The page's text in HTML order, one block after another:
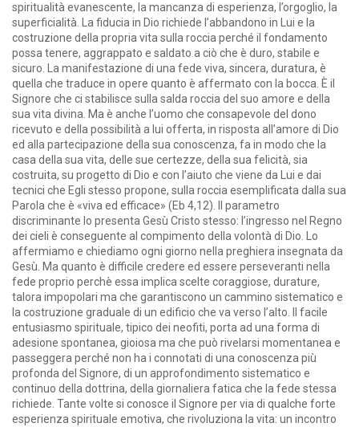
spiritualità evanescente, la mancanza di esperienza, l’orgoglio, la
superficialità. La fiducia in Dio richiede l’abbandono in Lui e la
costruzione della propria vita sulla roccia perché il fondamento
possa tenere, aggrappato e saldato a ciò che è duro, stabile e
sicuro. La manifestazione di una fede viva, sincera, duratura, è
quella che traduce in opere quanto è affermato con la bocca. È il
Signore che ci stabilisce sulla salda roccia del suo amore e della
sua vita divina. Ma è anche l’uomo che consapevole del dono
ricevuto e della possibilità a lui offerta, in risposta all’amore di Dio
ed alla partecipazione della sua conoscenza, fa in modo che la
casa della sua vita, delle sue certezze, della sua felicità, sia
costruita, su progetto di Dio e con l’aiuto che viene da Lui e dai
tecnici che Egli stesso propone, sulla roccia esemplificata dalla sua
Parola che è «viva ed efficace» (Eb 4,12). Il parametro
discriminante lo presenta Gesù Cristo stesso: l’ingresso nel Regno
dei cieli è conseguente al compimento della volontà di Dio. Lo
affermiamo e chiediamo ogni giorno nella preghiera insegnata da
Gesù. Ma quanto è difficile credere ed essere perseveranti nella
fede proprio perchè essa implica scelte coraggiose, durature,
talora impopolari ma che garantiscono un cammino sistematico e
la costruzione graduale di un edificio che va verso l’alto. Il facile
entusiasmo spirituale, tipico dei neofiti, porta ad una forma di
adesione spontanea, gioiosa ma che può rivelarsi momentanea e
passeggera perché non ha i connotati di una conoscenza più
profonda del Signore, di un approfondimento sistematico e
continuo della dottrina, della giornaliera fatica che la fede stessa
richiede. Tante volte si conosce il Signore per via di qualche forte
esperienza spirituale emotiva, che rivoluziona la vita: un incontro